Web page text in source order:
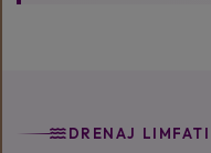
DRENAJ